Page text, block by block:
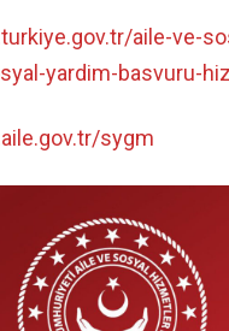
aile-ve-
yardim-basvuru-
sygm